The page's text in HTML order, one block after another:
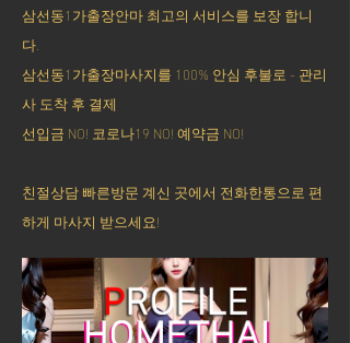
삼선동1가출장안마 최고의 서비스를 보장 합니
다.
삼선동1가출장마사지를 100% 안심 후불로 - 관리
사 도착 후 결제
선입금 NO! 코로나19 NO! 예약금 NO!
친절상담 빠른방문 계신 곳에서 전화한통으로 편
하게 마사지 받으세요!